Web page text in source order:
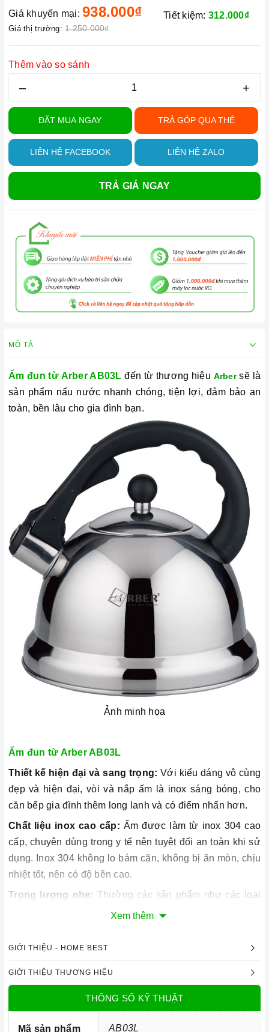
Giá khuyến mại: 938.000₫
Giá thị trường: 1.250.000₫
Tiết kiệm: 312.000₫
Thêm vào so sánh
– +
ĐẶT MUA NGAY TRẢ GÓP QUA THẺ
LIÊN HỆ FACEBOOK LIÊN HỆ ZALO
TRẢ GIÁ NGAY
MÔ TẢ
Ấm đun từ Arber AB03Lđến từ thương hiệu Arbersẽ là
sản phẩm nấu nước nhanh chóng, tiện lợi, đảm bảo an
toàn, bền lâu cho gia đình bạn.
Ảnh minh họa
Ấm đun từ Arber AB03L
Thiết kế hiện đại và sang trọng: Với kiểu dáng vô cùng
đẹp và hiện đại, vòi và nắp ấm là inox sáng bóng, cho
căn bếp gia đình thêm long lanh và có điểm nhấn hơn.
Chất liệu inox cao cấp: Ấm được làm từ inox 304 cao
cấp, chuyên dùng trong y tế nên tuyệt đối an toàn khi sử
dụng. Inox 304 không lo bám cặn, không bị ăn mòn, chịu
nhiệt tốt, nên có độ bền cao.
Trọng lượng nhẹ: Thường các sản phẩm như các loại
nồi từ thường nặng, gây bất tiện khi sử dụng thì với ấm
phải nhưng vẫn đảm bảo chắc chắn và thuận tiện khi sử
nhiệt hiệu quả và độc đáo, làm tôn thêm vẻ đẹp cho chiếc
ấm, không lo bị nóng khi sử dụng…
Xem thêm
GIỚI THIỆU - HOME BEST
GIỚI THIỆU THƯƠNG HIỆU
THÔNG SỐ KỸ THUẬT
Mã sản phẩm AB03L